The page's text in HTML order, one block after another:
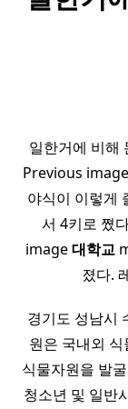
일한거에 비해
Previous
야식이 이렇게
서 4키로 쪘
image대학교
졌다.
경기도 성남시
원은 국내외
식물자원을 발
청소년 및 일반